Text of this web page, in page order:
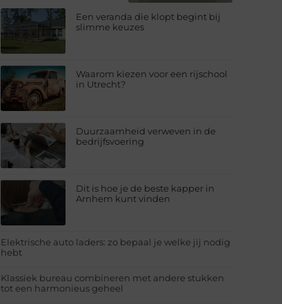
Een veranda die klopt begint bij
slimme keuzes
Waarom kiezen voor een rijschool
in Utrecht?
Duurzaamheid verweven in de
bedrijfsvoering
Dit is hoe je de beste kapper in
Arnhem kunt vinden
Elektrische auto laders: zo bepaal je welke jij nodig
hebt
Klassiek bureau combineren met andere stukken
tot een harmonieus geheel